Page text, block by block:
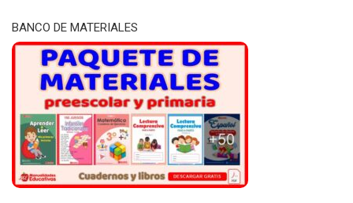
BANCO DE MATERIALES